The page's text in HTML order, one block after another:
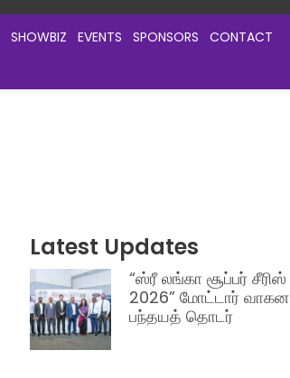
SHOWBIZ EVENTS SPONSORS CONTACT
Latest Updates
“ஸ்ரீ லங்கா சூப்பர் சீரிஸ்
2026” மோட்டார் வாகன
பந்தயத் தொடர்